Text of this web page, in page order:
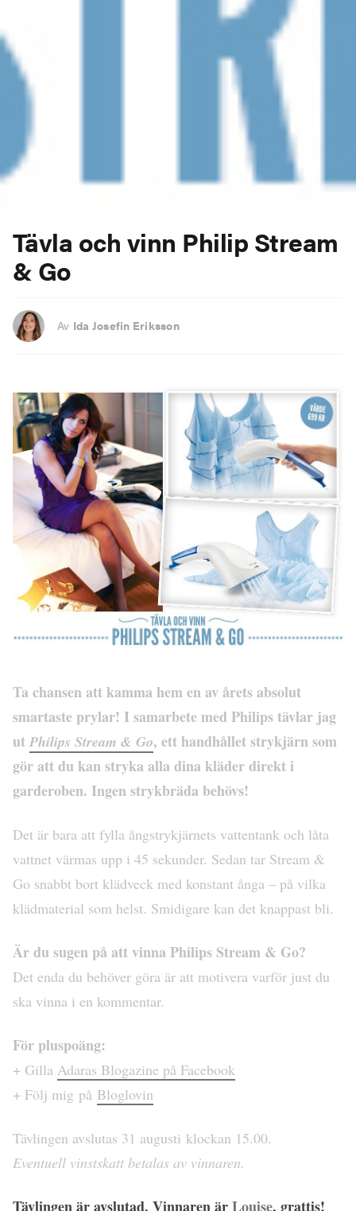
Tävla och vinn Philip Stream
& Go
Av Ida Josefin Eriksson
Ta chansen att kamma hem en av årets absolut
smartaste prylar! I samarbete med Philips tävlar jag
ut Philips Stream & Go, ett handhållet strykjärn som
gör att du kan stryka alla dina kläder direkt i
garderoben. Ingen strykbräda behövs!
Det är bara att fylla ångstrykjärnets vattentank och låta
vattnet värmas upp i 45 sekunder. Sedan tar Stream &
Go snabbt bort klädveck med konstant ånga – på vilka
klädmaterial som helst. Smidigare kan det knappast bli.
Är du sugen på att vinna Philips Stream & Go?
Det enda du behöver göra är att motivera varför just du
ska vinna i en kommentar.
För pluspoäng:
+ Gilla Adaras Blogazine på Facebook
+ Följ mig på Bloglovin
Tävlingen avslutas 31 augusti klockan 15.00.
Eventuell vinstskatt betalas av vinnaren.
Tävlingen är avslutad. Vinnaren ärLouise, grattis!